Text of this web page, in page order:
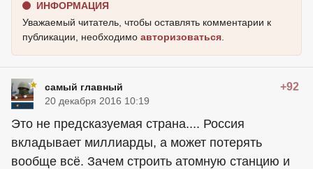
ИНФОРМАЦИЯ
Уважаемый читатель, чтобы оставлять комментарии к
публикации, необходимо авторизоваться
самый главный +92
20 декабря 2016 10:19
Это не предсказуемая страна.... Россия
вкладывает миллиарды, а может потерять
вообще всё. Зачем строить атомную станцию и